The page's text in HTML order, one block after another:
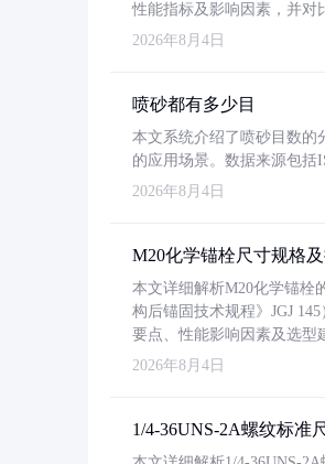
性能指标及影响因素，并对
2026年8月4日
喷砂都有多少目
本文系统介绍了喷砂目数的
的应用场景。数据来源包括
2026年8月4日
M20化学锚栓尺寸规格
本文详细解析M20化学锚栓
构后锚固技术规程》JGJ
要点、性能影响因素及选型
2026年8月4日
1/4-36UNS-2A螺纹标准